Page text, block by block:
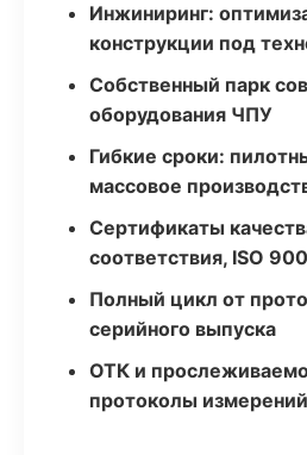
Инжиниринг:
конструкции под
Собственный парк
оборудования ЧПУ
Гибкие сроки:
массовое
Сертификаты
соответствия, ISO
Полный цикл от
серийного выпуска
ОТК и
протоколы измерений